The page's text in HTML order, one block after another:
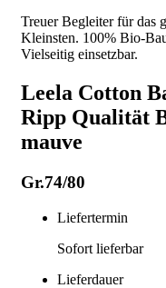
Treuer Begleiter für das
Kleinsten. 100% Bio-
Vielseitig einsetzbar.
Leela Cotton
Ripp Qualität
mauve
Gr.74/80
Liefertermin
Sofort lieferbar
Lieferdauer